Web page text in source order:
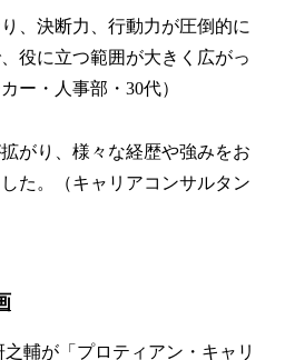
、決断力、行動力が圧倒的に
役に立つ範囲が大きく広がっ
ー・人事部・30代）
がり、様々な経歴や強みをお
た。（キャリアコンサルタン
輔が「プロティアン・キャリ